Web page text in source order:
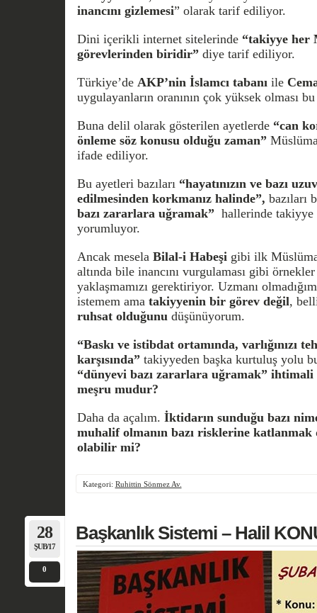
inancını gizlemesi” olarak tarif ediliyor.
Dini içerikli internet sitelerinde “takiyye her
görevlerinden biridir”diye tarif ediliyor.
Türkiye’de AKP’nin İslamcı tabanı ile
uygulayanların oranının çok yüksek olması
Buna delil olarak gösterilen ayetlerde “can
önleme söz konusu olduğu zaman”
ifade ediliyor.
Bu ayetleri bazıları “hayatınızın ve bazı
edilmesinden korkmanız halinde”, bazıları
bazı zararlara uğramak”hallerinde takiyye
yorumluyor.
Ancak mesela Bilal-i Habeşi gibi ilk
altında bile inancını vurgulaması gibi
yaklaşmamızı gerektiriyor. Uzmanı
istemem ama takiyyenin bir görev değil,
ruhsat olduğunu düşünüyorum.
“Baskı ve istibdat ortamında, varlığınızı
karşısında”takiyyeden başka kurtuluş yolu
“dünyevi bazı zararlara uğramak” ihtimali
meşru mudur?
Daha da açalım. İktidarın sunduğu bazı
muhalif olmanın bazı risklerine katlanmak
olabilir mi?
Kategori: Ruhittin Sönmez Av.
28
ŞUB/17
0
Başkanlık Sistemi – Halil